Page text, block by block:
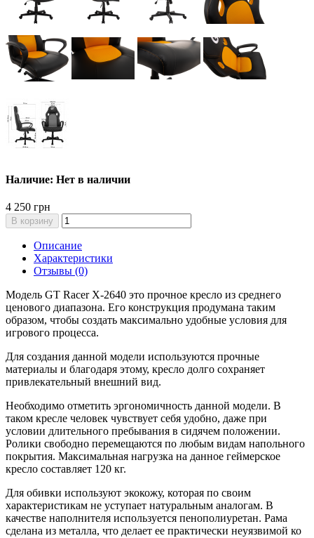
Наличие: Нет в наличии
4 250 грн
В корзину
Описание
Характеристики
Отзывы (0)
Модель GT Racer X-2640 это прочное кресло из среднего
ценового диапазона. Его конструкция продумана таким
образом, чтобы создать максимально удобные условия для
игрового процесса.
Для создания данной модели используются прочные
материалы и благодаря этому, кресло долго сохраняет
привлекательный внешний вид.
Необходимо отметить эргономичность данной модели. В
таком кресле человек чувствует себя удобно, даже при
условии длительного пребывания в сидячем положении.
Ролики свободно перемещаются по любым видам напольного
покрытия. Максимальная нагрузка на данное геймерское
кресло составляет 120 кг.
Для обивки используют экокожу, которая по своим
характеристикам не уступает натуральным аналогам. В
качестве наполнителя используется пенополиуретан. Рама
сделана из металла, что делает ее практически неуязвимой ко